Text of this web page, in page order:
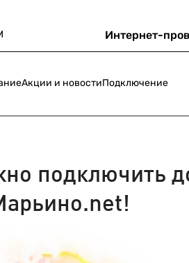
Интернет-
Акции и новостиПодключение
подключить